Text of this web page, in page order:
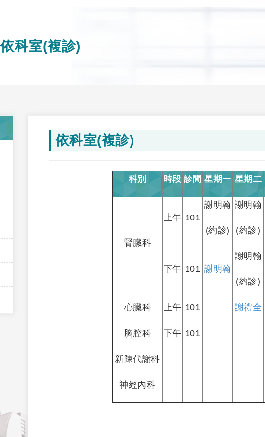
依科室(複診)
依科室(複診)
科別 時段 診間 星期一 星期二
腎臟科
上午 101
謝明翰
(約診)
謝明翰
(約診)
下午 101 謝明翰
謝明翰
(約診)
心臟科 上午 101 謝禮全
胸腔科 下午 101
新陳代謝科
神經內科